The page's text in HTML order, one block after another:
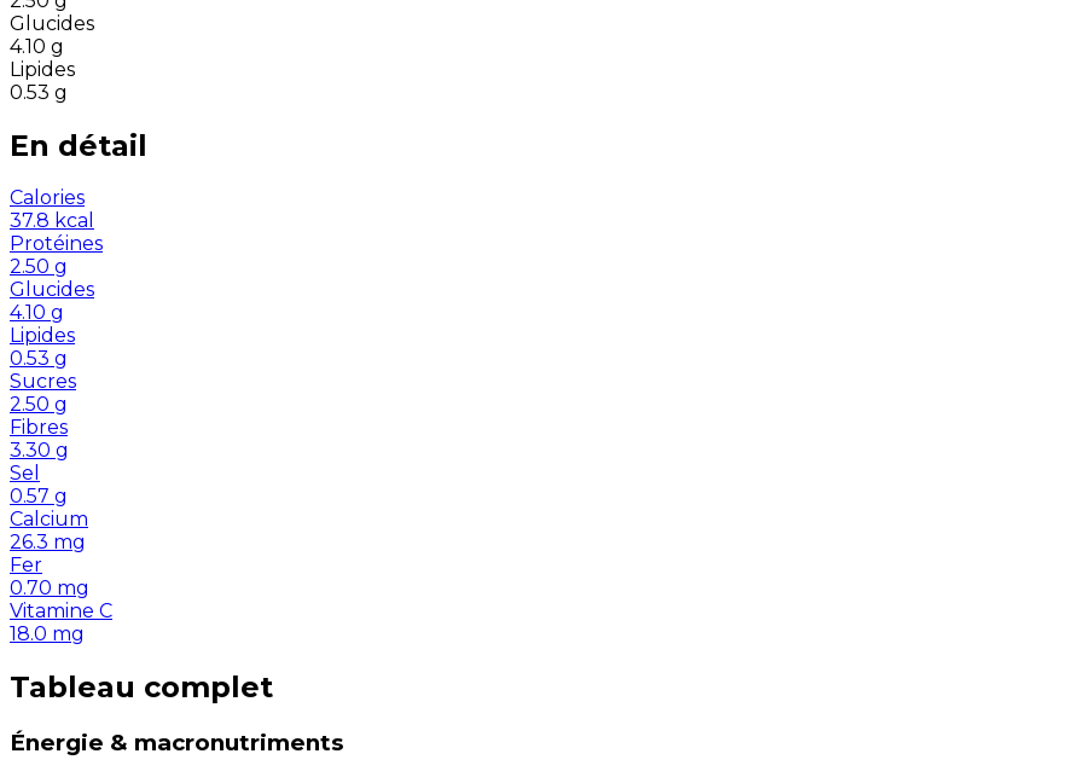
Glucides
4.10 g
Lipides
0.53 g
En détail
Calories
37.8 kcal
Protéines
2.50 g
Glucides
4.10 g
Lipides
0.53 g
Sucres
2.50 g
Fibres
3.30 g
Sel
0.57 g
Calcium
26.3 mg
Fer
0.70 mg
Vitamine C
18.0 mg
Tableau complet
Énergie & macronutriments